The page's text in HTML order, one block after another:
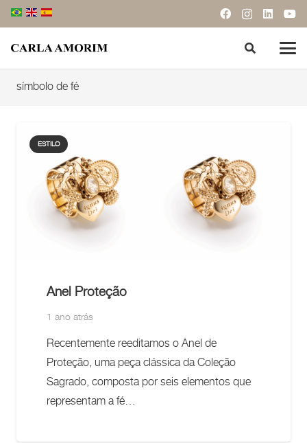
símbolo de fé
ESTILO
Anel Proteção
1 ano atrás
Recentemente reeditamos o Anel de
Proteção, uma peça clássica da Coleção
Sagrado, composta por seis elementos que
representam a fé…